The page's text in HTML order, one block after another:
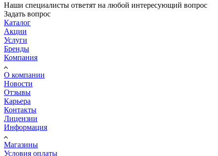
Наши специалисты ответят на любой интересующий вопрос
Задать вопрос
Каталог
Акции
Услуги
Бренды
Компания
О компании
Новости
Отзывы
Карьера
Контакты
Лицензии
Информация
Магазины
Условия оплаты